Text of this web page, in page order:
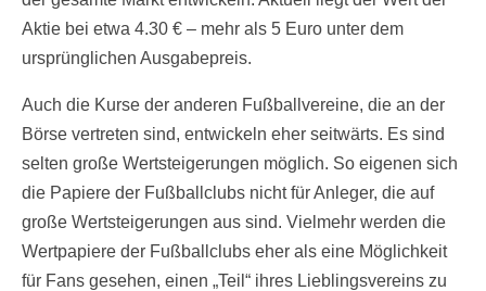
Aktie bei etwa 4.30 € – mehr als 5 Euro unter dem
ursprünglichen Ausgabepreis.
Auch die Kurse der anderen Fußballvereine, die an der
Börse vertreten sind, entwickeln eher seitwärts. Es sind
selten große Wertsteigerungen möglich. So eigenen sich
die Papiere der Fußballclubs nicht für Anleger, die auf
große Wertsteigerungen aus sind. Vielmehr werden die
Wertpapiere der Fußballclubs eher als eine Möglichkeit
für Fans gesehen, einen „Teil“ ihres Lieblingsvereins zu